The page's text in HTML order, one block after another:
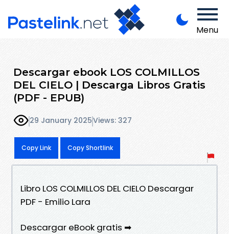
Menu
Descargar ebook LOS COLMILLOS
DEL CIELO | Descarga Libros Gratis
(PDF - EPUB)
29 January 2025Views: 327
Copy Link Copy Shortlink
Libro LOS COLMILLOS DEL CIELO Descargar
PDF - Emilio Lara
Descargar eBook gratis ➡